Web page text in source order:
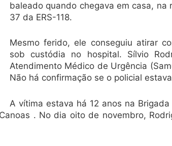
baleado quando chegava em casa, na
37 da ERS-118.
Mesmo ferido, ele conseguiu atirar
sob custódia no hospital. Sílvio
Atendimento Médico de Urgência
Não há confirmação se o policial
A vítima estava há 12 anos na
. No dia oito de novembro,